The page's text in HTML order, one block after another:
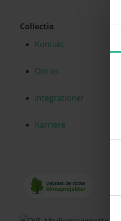
Collectia
Kontakt
Om os
Integrationer
Karriere